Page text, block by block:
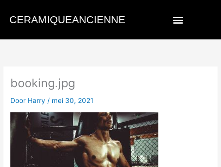
naarCERAMIQUEANCIENNE
booking.jpg
Door Harry / mei 30, 2021